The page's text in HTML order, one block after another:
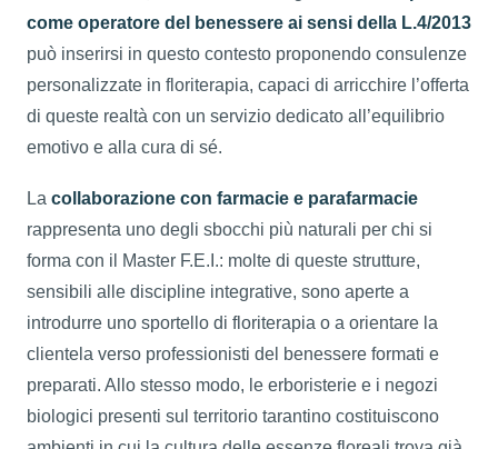
come operatore del benessere ai sensi della L.4/2013
può inserirsi in questo contesto proponendo consulenze
personalizzate in floriterapia, capaci di arricchire l’offerta
di queste realtà con un servizio dedicato all’equilibrio
emotivo e alla cura di sé.
La collaborazione con farmacie e parafarmacie
rappresenta uno degli sbocchi più naturali per chi si
forma con il Master F.E.I.: molte di queste strutture,
sensibili alle discipline integrative, sono aperte a
introdurre uno sportello di floriterapia o a orientare la
clientela verso professionisti del benessere formati e
preparati. Allo stesso modo, le erboristerie e i negozi
biologici presenti sul territorio tarantino costituiscono